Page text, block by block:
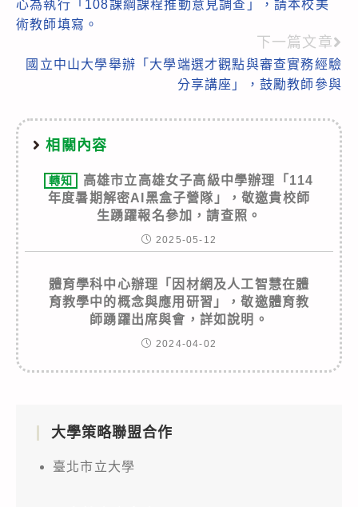
articles
心為執行「108課綱課程推動意見調查」，請本校美
術教師填寫。
下一篇文章
國立中山大學舉辦「大學端選才觀點與審查實務經驗
分享講座」，鼓勵教師參與
相關內容
轉知
高雄市立高雄女子高級中學辦理「114
年度暑期解密AI黑盒子營隊」，敬邀貴校師
生踴躍報名參加，請查照。
2025-05-12
體育學科中心辦理「因材網及人工智慧在體
育教學中的概念與應用研習」，敬邀體育教
師踴躍出席與會，詳如說明。
2024-04-02
大學策略聯盟合作
臺北市立大學